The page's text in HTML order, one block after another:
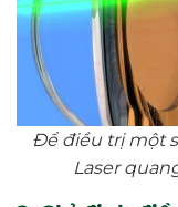
Để điều trị một
Laser